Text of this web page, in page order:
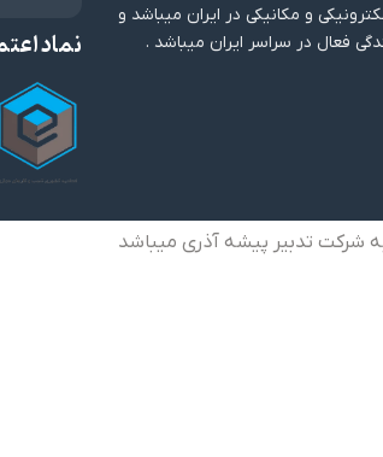
و مکانیکی در ایران میباشد و
فعال در سراسر ایران میباشد .
نماد
شرکت تدبیر پیشه آذری میباشد